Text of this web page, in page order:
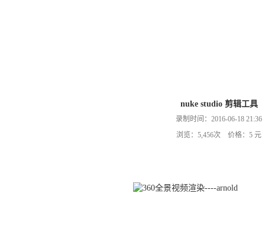
nuke studio 剪辑工具
录制时间：2016-06-18 21:36
浏览：5,456次 价格：5 元